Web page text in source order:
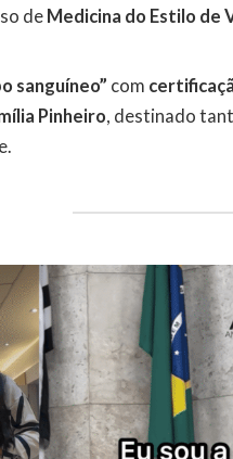
de Medicina do Estilo de
sanguíneo” com
Pinheiro, destinado